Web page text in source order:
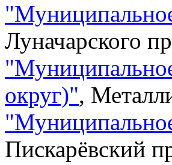
"
Луначарского
"
округ)",
"
Пискарёвский